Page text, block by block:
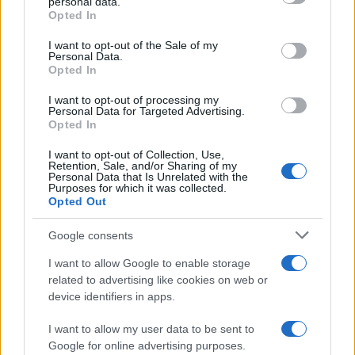
grant or deny consent to Google and its third-party tags to
use your data for below specified purposes in below Google
consent section.
Opted In
I want to opt-out of the Sale of my
Personal Data.
Opted In
I want to opt-out of processing my
Personal Data for Targeted Advertising.
Opted In
I want to opt-out of Collection, Use,
Retention, Sale, and/or Sharing of my
Personal Data that Is Unrelated with the
Purposes for which it was collected.
Opted Out
Google consents
I want to allow Google to enable storage
related to advertising like cookies on web or
device identifiers in apps.
I want to allow my user data to be sent to
Google for online advertising purposes.
Η Ελληνική Ένωση Γυναικών στον Πολιτισμό
και τον Τουρισμό εξέλεξε νέο Διοικητικό
Συμβούλιο